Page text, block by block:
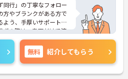
同行」の丁寧なフォロー
方やブランクがある方で
よう、手厚いサポート体
ぎの際は、書面だけで済
輩スタッフが同行して丁
用者様の住み慣れたご自
き合うケアができるた
に介護をしたい」という
りの環境です。
無料 紹介してもらう